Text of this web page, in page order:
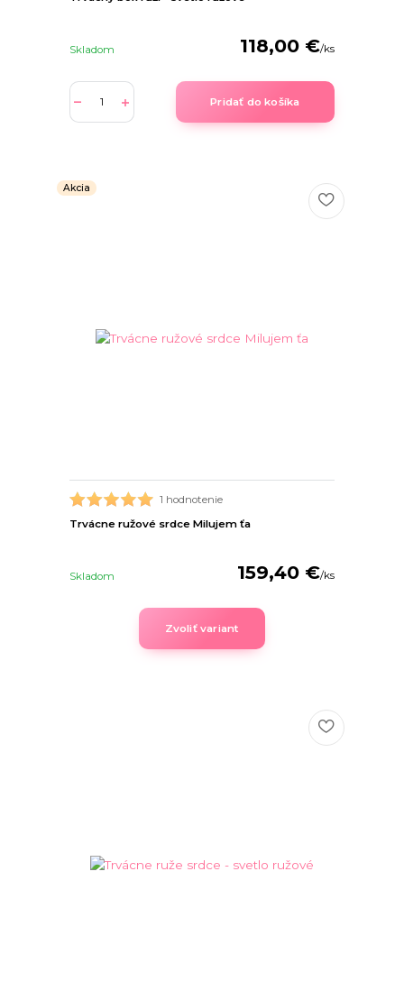
118,00 €/ks
Skladom
Pridať do košíka
Akcia
1 hodnotenie
Trvácne ružové srdce Milujem ťa
159,40 €/ks
Skladom
Zvoliť variant